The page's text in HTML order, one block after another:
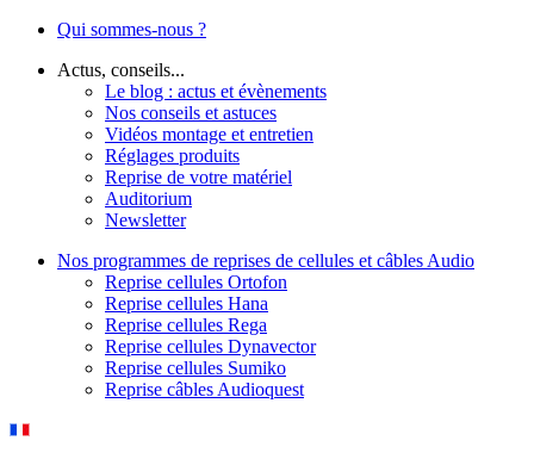
Qui sommes-nous ?
Actus, conseils...
Le blog : actus et évènements
Nos conseils et astuces
Vidéos montage et entretien
Réglages produits
Reprise de votre matériel
Auditorium
Newsletter
Nos programmes de reprises de cellules et câbles Audio
Reprise cellules Ortofon
Reprise cellules Hana
Reprise cellules Rega
Reprise cellules Dynavector
Reprise cellules Sumiko
Reprise câbles Audioquest